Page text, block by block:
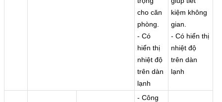
cho căn
phòng.
- Có
hiển thị
nhiệt độ
trên dàn
lạnh
kiệm không
gian.
- Có hiển thị
nhiệt độ
trên dàn
lạnh
- Công